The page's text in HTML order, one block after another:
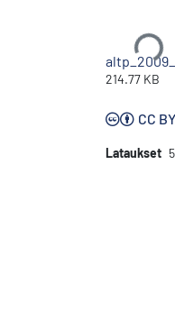
Ladataan...
214.77 KB
CC
Lataukset